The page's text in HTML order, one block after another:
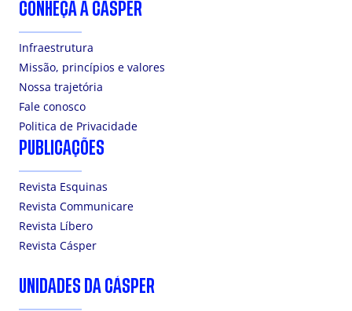
CONHEÇA A CÁSPER
Infraestrutura
Missão, princípios e valores
Nossa trajetória
Fale conosco
Politica de Privacidade
PUBLICAÇÕES
Revista Esquinas
Revista Communicare
Revista Líbero
Revista Cásper
UNIDADES DA CÁSPER